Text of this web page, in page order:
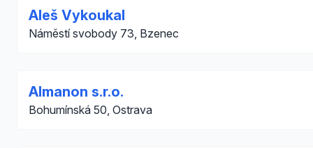
Aleš Vykoukal
Náměstí svobody 73, Bzenec
Almanon s.r.o.
Bohumínská 50, Ostrava